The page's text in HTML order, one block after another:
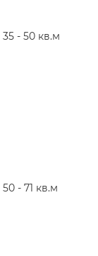
35 - 50 кв.м
50 - 71 кв.м